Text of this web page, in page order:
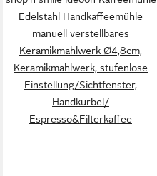
Edelstahl Handkaffeemühle
manuell verstellbares
Keramikmahlwerk Ø4,8cm,
Keramikmahlwerk, stufenlose
Einstellung/Sichtfenster,
Handkurbel/
Espresso&Filterkaffee